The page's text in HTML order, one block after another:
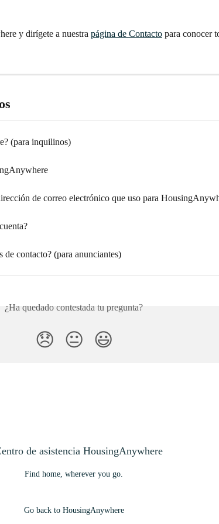
y dirígete a nuestra página de Contacto para conocer
(para inquilinos)
de correo electrónico que uso para
de contacto? (para anunciantes)
¿Ha quedado contestada tu pregunta?
😞 😐 😃
Find home, wherever you go.
Go back to HousingAnywhere